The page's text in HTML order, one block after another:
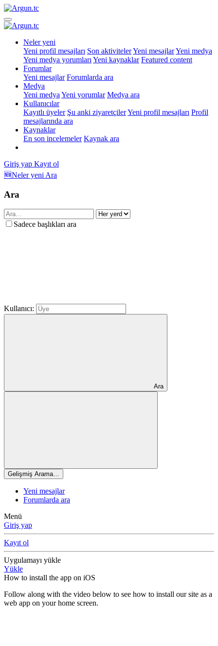
Neler yeni
Yeni profil mesajları Son aktivitelerYeni mesajlarYeni medya
Yeni medya yorumları Yeni kaynaklar Featured content
Forumlar
Yeni mesajlar Forumlarda ara
Medya
Yeni medya Yeni yorumlar Medya ara
Kullanıcılar
Kayıtlı üyeler Şu anki ziyaretçilerYeni profil mesajları Profil
mesajlarında ara
Kaynaklar
En son incelemeler Kaynak ara
Giriş yap Kayıt ol
🆕Neler yeni Ara
Ara
Sadece başlıkları ara
Kullanıcı:
Ara
Gelişmiş Arama…
Yeni mesajlar
Forumlarda ara
Menü
Giriş yap
Kayıt ol
Uygulamayı yükle
Yükle
How to install the app on iOS
Follow along with the video below to see how to install our site as a
web app on your home screen.